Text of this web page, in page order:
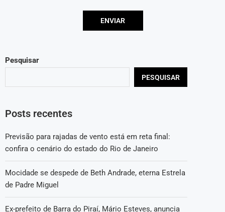
Pesquisar
PESQUISAR
Posts recentes
Previsão para rajadas de vento está em reta final:
confira o cenário do estado do Rio de Janeiro
Mocidade se despede de Beth Andrade, eterna Estrela
de Padre Miguel
Ex-prefeito de Barra do Piraí, Mário Esteves, anuncia